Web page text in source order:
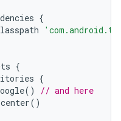
{
{
{
()
// and here
()